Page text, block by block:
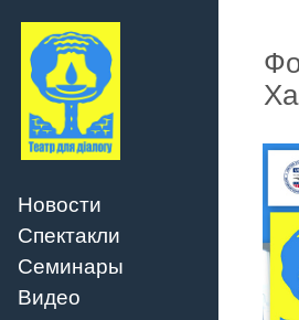
Новости
Спектакли
Семинары
Видео